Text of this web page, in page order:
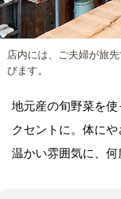
店内には、ご夫婦が旅
びます。
地元産の旬野菜を
クセントに。体に
温かい雰囲気に、何